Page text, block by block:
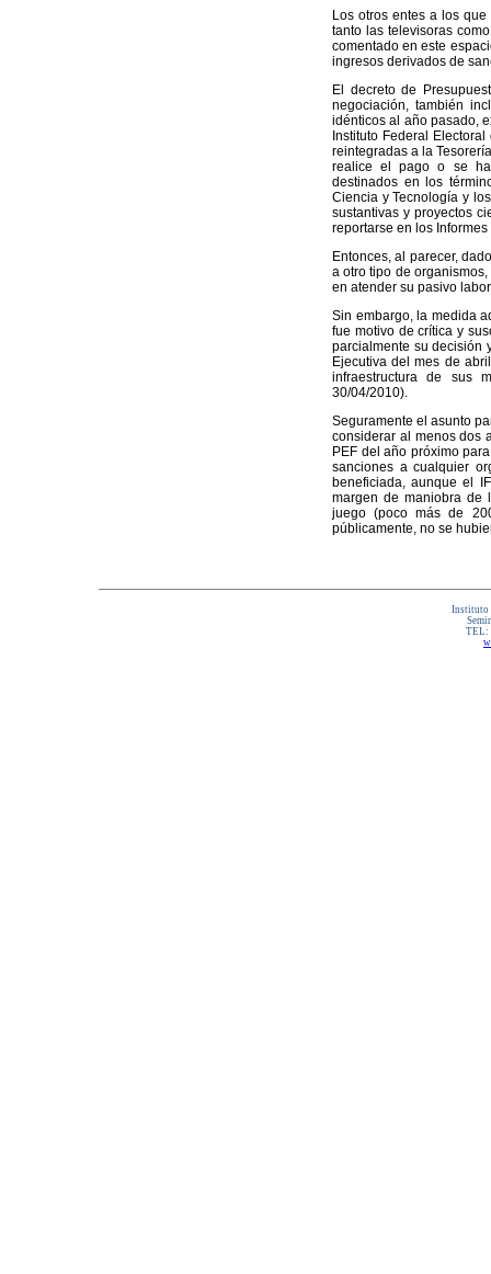
Los otros entes a los
tanto las televisoras
comentado en este
ingresos derivados de
El decreto de
negociación, también
idénticos al año pasado,
Instituto Federal
reintegradas a la
realice el pago o se
destinados en los
Ciencia y Tecnología y
sustantivas y proyectos
reportarse en los
Entonces, al parecer,
a otro tipo de
en atender su pasivo
Sin embargo, la medida
fue motivo de crítica y
parcialmente su decisión
Ejecutiva del mes de
infraestructura de sus
30/04/2010).
Seguramente el asunto
considerar al menos dos
PEF del año próximo
sanciones a cualquier
beneficiada, aunque el
margen de maniobra de
juego (poco más de
públicamente, no se
Instituto
TEL: